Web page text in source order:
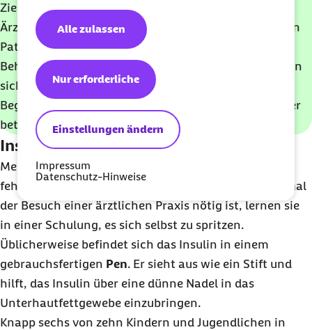
Einstellungen ändern
Nur erforderliche
Alle zulassen
Impressum
Datenschutz-Hinweise
Zielwert, der für alle Menschen mit Diabetes passt.
Ärztinnen und Ärzte entwickeln gemeinsam mit ihren
Patientinnen und Patienten einen individuellen
Behandlungsplan. Die angestrebten Blutwerte richten
sich unter anderem nach dem Alter, möglichen
Begleiterkrankungen und persönlichen Wünschen der
betroffenen Person.
Insulin: Spritze, Pen oder Pumpe?
Menschen mit Diabetes müssen mehrmals täglich
fehlendes Insulin ersetzen. Damit dafür nicht jedes Mal
der Besuch einer ärztlichen Praxis nötig ist, lernen sie
in einer Schulung, es sich selbst zu spritzen.
Üblicherweise befindet sich das Insulin in einem
gebrauchsfertigen Pen. Er sieht aus wie ein Stift und
hilft, das Insulin über eine dünne Nadel in das
Unterhautfettgewebe einzubringen.
Knapp sechs von zehn Kindern und Jugendlichen in